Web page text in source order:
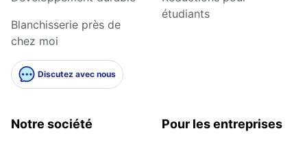
Blanchisserie près de
chez moi
Discutez avec nous
étudiants
Notre société Pour les entreprises